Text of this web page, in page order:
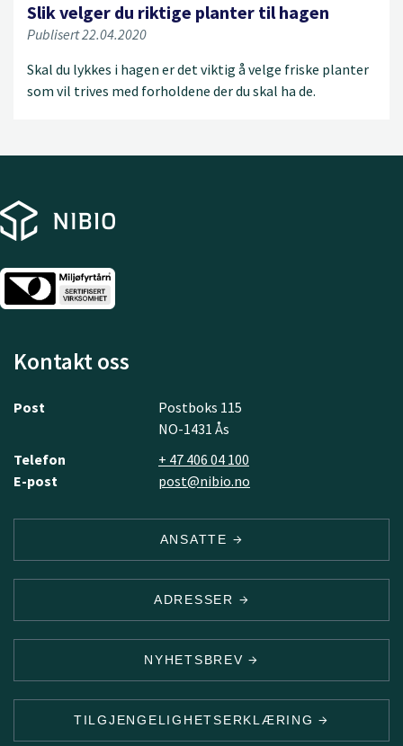
Slik velger du riktige planter til hagen
Publisert 22.04.2020
Skal du lykkes i hagen er det viktig å velge friske planter
som vil trives med forholdene der du skal ha de.
Kontakt oss
Post
Postboks 115
NO-1431 Ås
Telefon
+ 47 406 04 100
E-post
post@nibio.no
ANSATTE
ADRESSER
NYHETSBREV
TILGJENGELIGHETSERKLÆRING